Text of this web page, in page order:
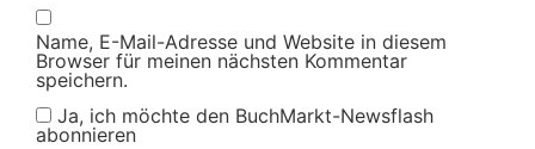
Name, E-Mail-Adresse und Website in diesem
Browser für meinen nächsten Kommentar
speichern.
Ja, ich möchte den BuchMarkt-Newsflash
abonnieren